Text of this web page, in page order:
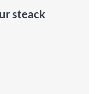
steack